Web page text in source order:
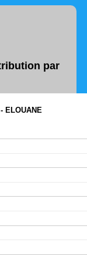
par
ELOUANE